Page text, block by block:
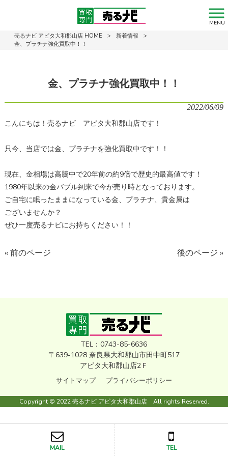
MENU
売るナビ アピタ大和郡山店 HOME > 新着情報
>
金、プラチナ強化買取中！！
金、プラチナ強化買取中！！
2022/06/09
こんにちは！売るナビ アピタ大和郡山店です！
只今、当店では金、プラチナを強化買取中です！！
現在、金相場は高騰中で20年前の約9倍で歴史的最高値です！
1980年以来の金バブル到来で今が売り時となっております。
ご自宅に眠ったままになっている金、プラチナ、貴金属は
ございませんか？
ぜひ一度売るナビにお持ちください！！
« 前のページ 後のページ »
TEL：0743-85-6636
〒639-1028 奈良県大和郡山市田中町517
アピタ大和郡山店2Ｆ
サイトマップ プライバシーポリシー
Copyright © 2022 売るナビ アピタ大和郡山店 All rights Reserved.
MAIL TEL